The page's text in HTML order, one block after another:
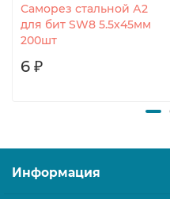
Саморез стальной А2
для бит SW8 5.5х45мм
200шт
6 ₽
Информация